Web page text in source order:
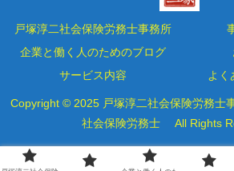
戸塚淳二社会保険労務士事務所
企業と働く人のためのブログ
サービス内容
よく
Copyright © 2025 戸塚淳二社会保険労務
社会保険労務士 All Rights